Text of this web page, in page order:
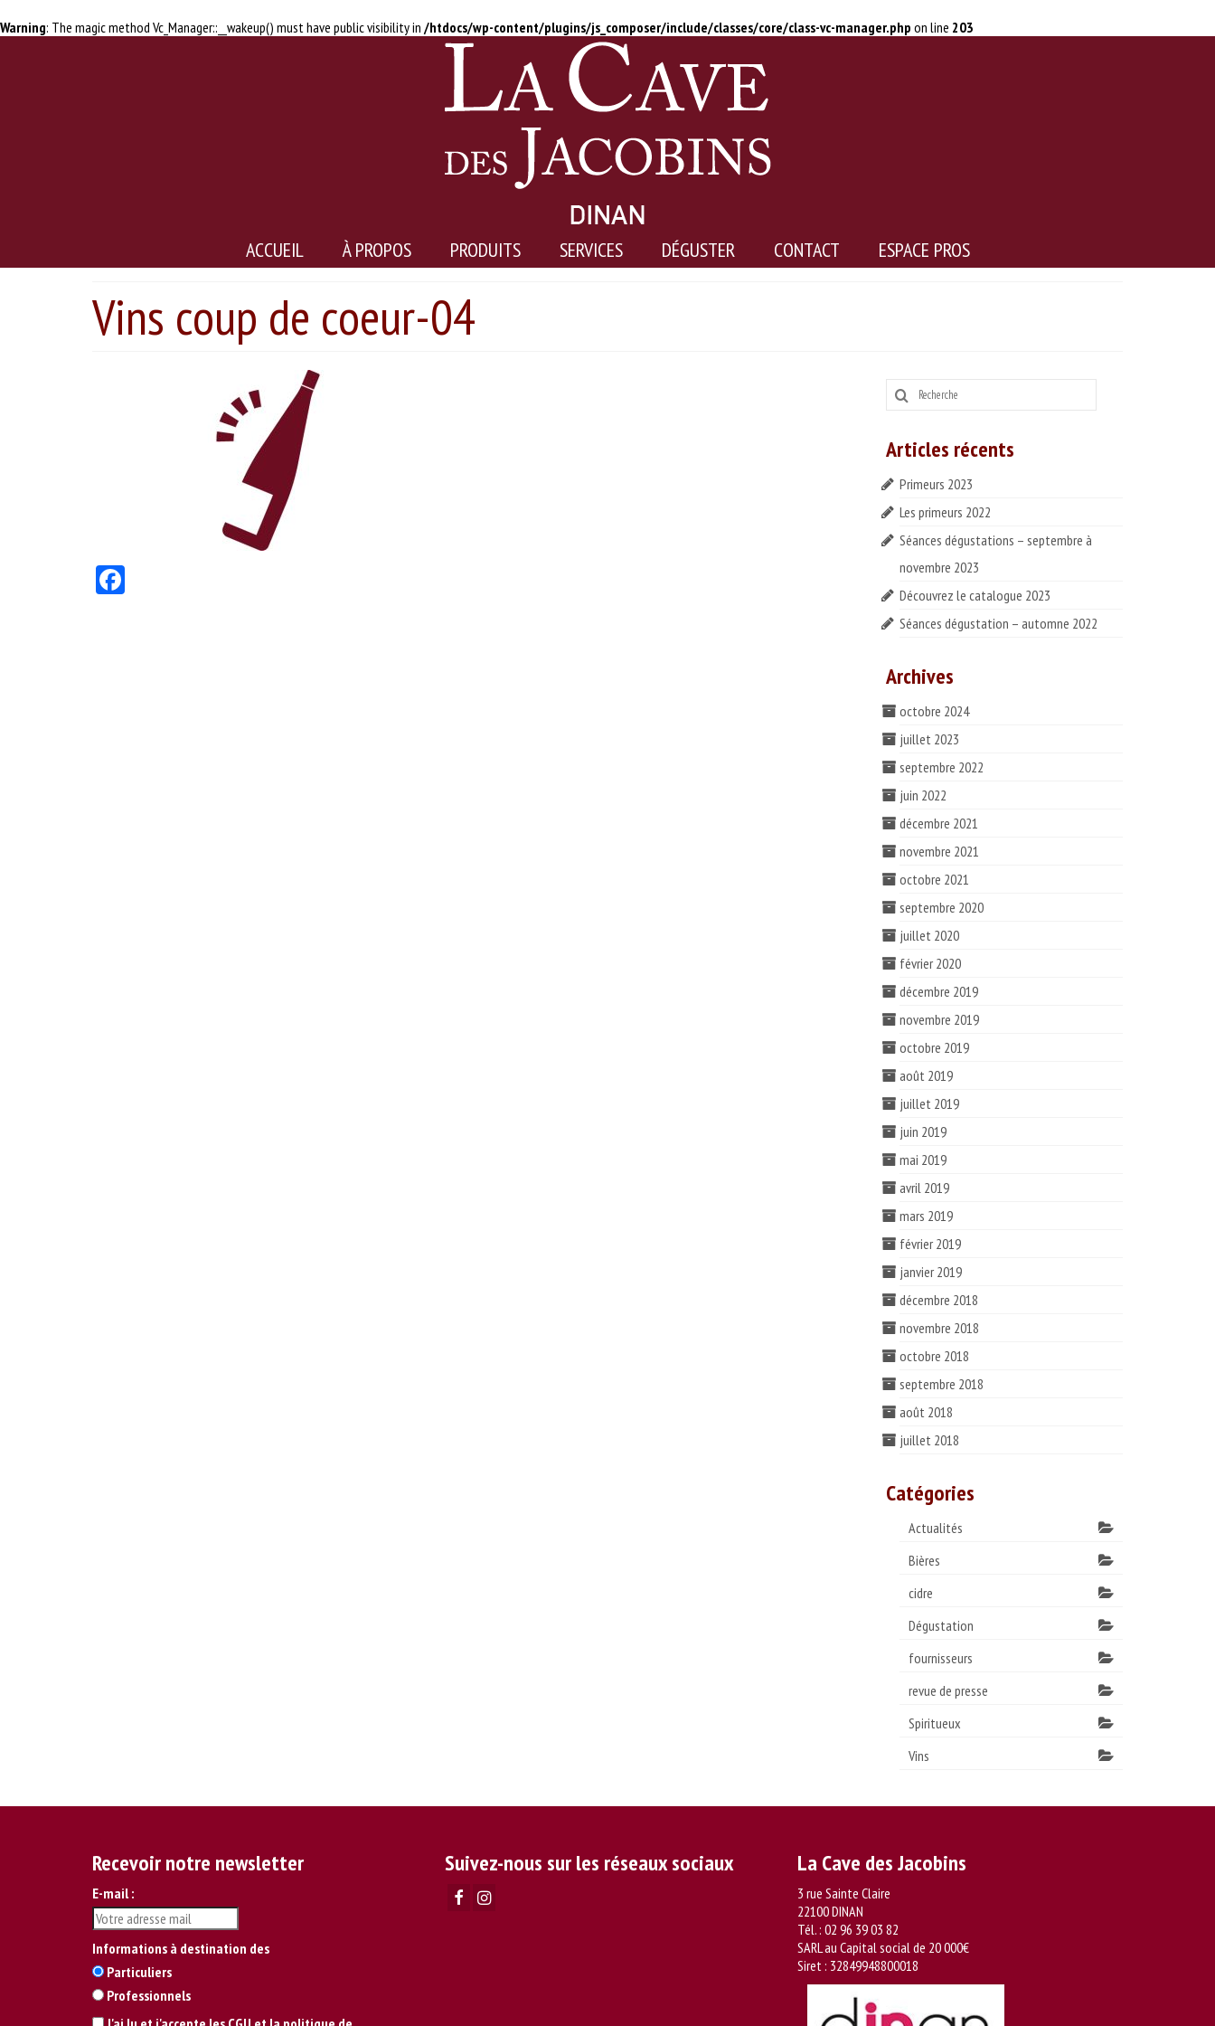
Warning: The magic method Vc_Manager::__wakeup() must have public visibility in /htdocs/wp-content/plugins/js_composer/include/classes/core/class-vc-manager.php on line 203
ACCUEIL À PROPOS PRODUITS SERVICES DÉGUSTER CONTACT ESPACE PROS
Vins coup de coeur-04
Rechercher
:
Articles récents
Primeurs 2023
Les primeurs 2022
Séances dégustations – septembre à
novembre 2023
Découvrez le catalogue 2023
Séances dégustation – automne 2022
Archives
octobre 2024
juillet 2023
septembre 2022
juin 2022
décembre 2021
novembre 2021
octobre 2021
septembre 2020
juillet 2020
février 2020
décembre 2019
novembre 2019
octobre 2019
août 2019
juillet 2019
juin 2019
mai 2019
avril 2019
mars 2019
février 2019
janvier 2019
décembre 2018
novembre 2018
octobre 2018
septembre 2018
août 2018
juillet 2018
Catégories
Actualités
Bières
cidre
Dégustation
fournisseurs
revue de presse
Spiritueux
Vins
Recevoir notre newsletter
E-mail :
Informations à destination des
Particuliers
Professionnels
Suivez-nous sur les réseaux sociaux La Cave des Jacobins
3 rue Sainte Claire
22100 DINAN
Tél. : 02 96 39 03 82
SARL au Capital social de 20 000€
Siret : 32849948800018